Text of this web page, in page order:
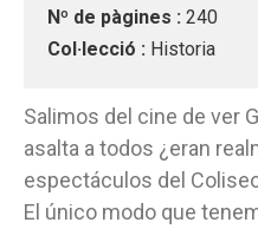
Nº de pàgines : 240
Col·lecció : Historia
Salimos del cine de ver
asalta a todos ¿eran
espectáculos del
El único modo que